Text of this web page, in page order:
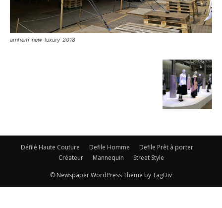
arnhem-new-luxury-2018
Défilé Haute Couture Defile Homme
Defile Prêt à porter
Créateur
Mannequin Street Style
© Newspaper WordPress Theme by TagDiv